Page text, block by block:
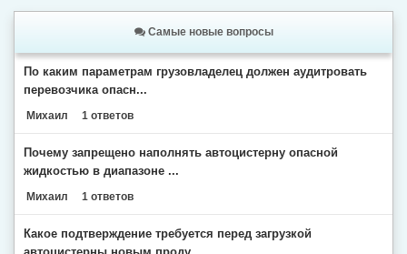
Самые новые вопросы
По каким параметрам грузовладелец должен аудитровать
перевозчика опасн...
Михаил 1 ответов
Почему запрещено наполнять автоцистерну опасной
жидкостью в диапазоне ...
Михаил 1 ответов
Какое подтверждение требуется перед загрузкой